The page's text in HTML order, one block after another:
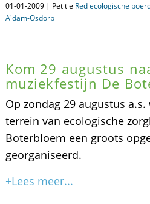
01-01-2009 | Petitie Red ecologische
A'dam-Osdorp
Kom 29 augustus
muziekfestijn De
Op zondag 29 augustus
terrein van ecologische
Boterbloem een groots
georganiseerd.
+Lees meer...